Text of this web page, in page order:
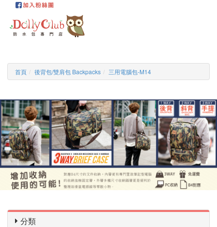
首頁 後背包/雙肩包 Backpacks 三用電腦包-M14
分類